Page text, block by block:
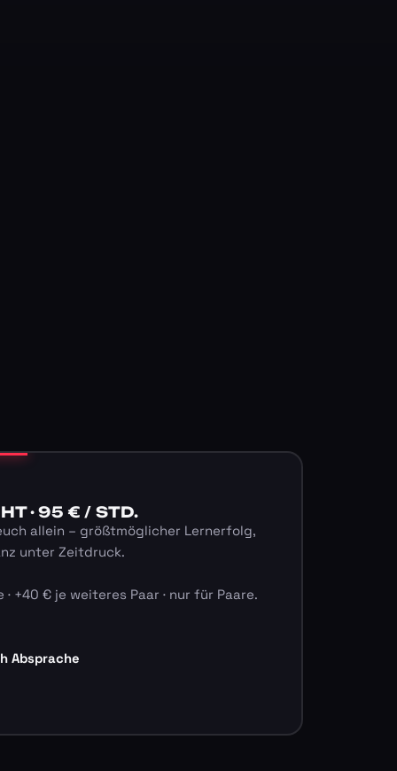
· 95 € / STD.
allein – größtmöglicher Lernerfolg,
unter Zeitdruck.
+40 € je weiteres Paar · nur für Paare.
Absprache